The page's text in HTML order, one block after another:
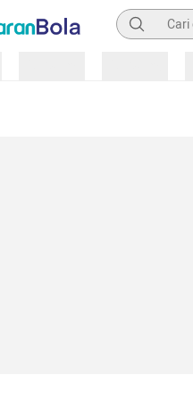
Pencarian